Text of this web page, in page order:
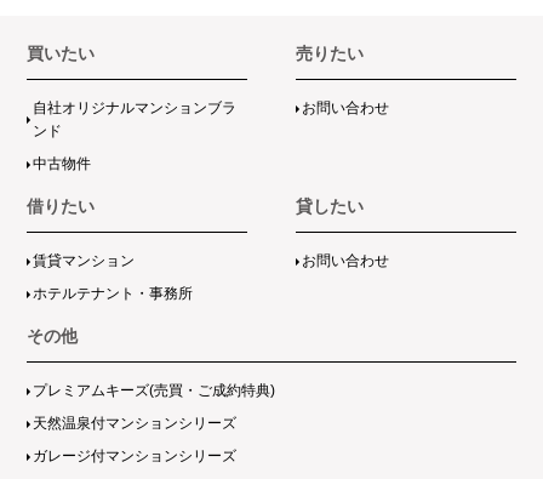
買いたい
自社オリジナルマンションブラ
ンド
中古物件
売りたい
お問い合わせ
借りたい
賃貸マンション
ホテルテナント・事務所
貸したい
お問い合わせ
その他
プレミアムキーズ(売買・ご成約特典)
天然温泉付マンションシリーズ
ガレージ付マンションシリーズ